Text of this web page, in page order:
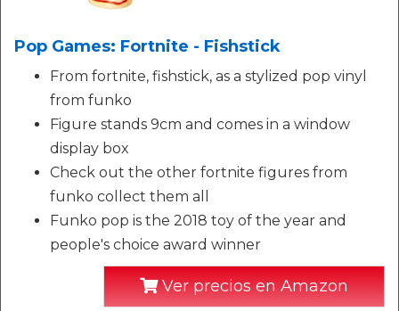
Pop Games: Fortnite - Fishstick
From fortnite, fishstick, as a stylized pop vinyl
from funko
Figure stands 9cm and comes in a window
display box
Check out the other fortnite figures from
funko collect them all
Funko pop is the 2018 toy of the year and
people's choice award winner
Ver precios en Amazon